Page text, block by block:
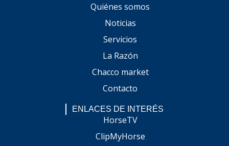
Quiénes somos
Noticias
Servicios
La Razón
Chacco market
Contacto
ENLACES DE INTERÉS
HorseTV
ClipMyHorse